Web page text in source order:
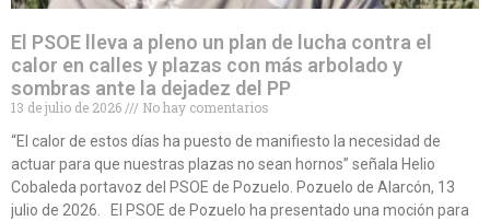
El PSOE lleva a pleno un plan de lucha contra el
calor en calles y plazas con más arbolado y
sombras ante la dejadez del PP
13 de julio de 2026
No hay comentarios
“El calor de estos días ha puesto de manifiesto la necesidad de
actuar para que nuestras plazas no sean hornos” señala Helio
Cobaleda portavoz del PSOE de Pozuelo. Pozuelo de Alarcón, 13
julio de 2026. El PSOE de Pozuelo ha presentado una moción para